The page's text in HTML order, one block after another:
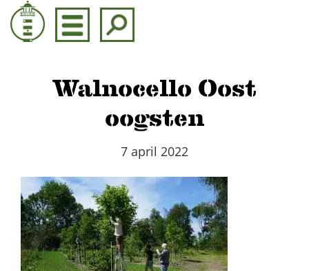
Door
naar
de
inhoudWalnocello Oost
oogsten
7 april 2022